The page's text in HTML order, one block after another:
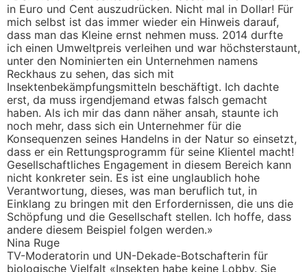
in Euro und Cent auszudrücken. Nicht mal in Dollar! Für
mich selbst ist das immer wieder ein Hinweis darauf,
dass man das Kleine ernst nehmen muss. 2014 durfte
ich einen Umweltpreis verleihen und war höchsterstaunt,
unter den Nominierten ein Unternehmen namens
Reckhaus zu sehen, das sich mit
Insektenbekämpfungsmitteln beschäftigt. Ich dachte
erst, da muss irgendjemand etwas falsch gemacht
haben. Als ich mir das dann näher ansah, staunte ich
noch mehr, dass sich ein Unternehmer für die
Konsequenzen seines Handelns in der Natur so einsetzt,
dass er ein Rettungsprogramm für seine Klientel macht!
Gesellschaftliches Engagement in diesem Bereich kann
nicht konkreter sein. Es ist eine unglaublich hohe
Verantwortung, dieses, was man beruflich tut, in
Einklang zu bringen mit den Erfordernissen, die uns die
Schöpfung und die Gesellschaft stellen. Ich hoffe, dass
andere diesem Beispiel folgen werden.»
Nina Ruge
TV-Moderatorin und UN-Dekade-Botschafterin für
biologische Vielfalt «Insekten habe keine Lobby. Sie